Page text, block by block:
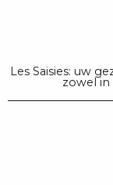
Les Saisies: uw
zowel in